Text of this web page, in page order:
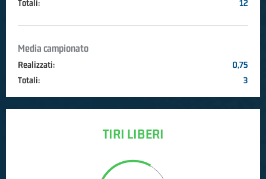
Totali: 12
Media campionato
Realizzati:
0,75
Totali:
3
TIRI LIBERI